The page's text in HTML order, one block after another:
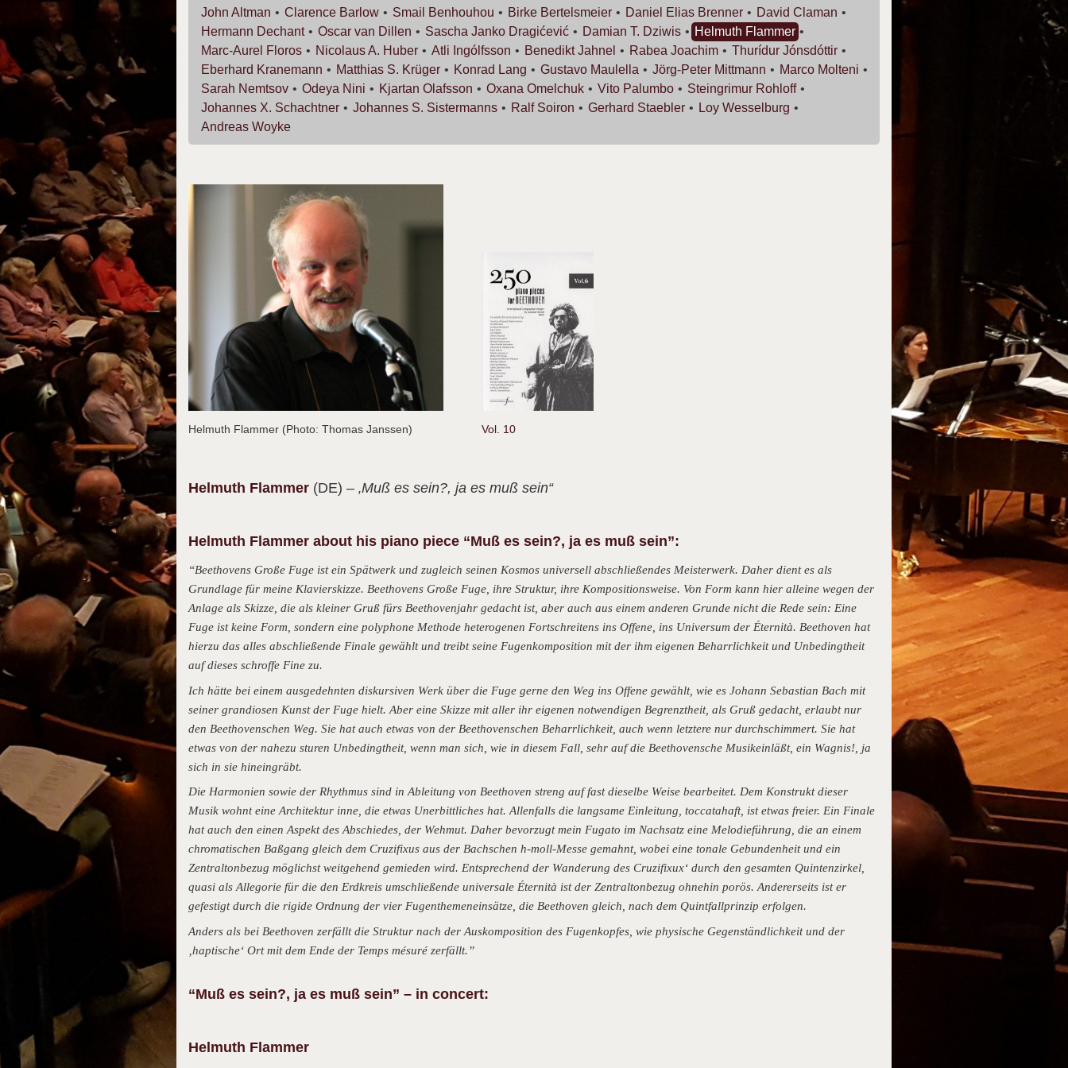
John Altman Clarence Barlow Smail Benhouhou Birke Bertelsmeier Daniel Elias Brenner David Claman
Hermann Dechant Oscar van Dillen Sascha Janko Dragićević Damian T. Dziwis Helmuth Flammer
Marc-Aurel Floros Nicolaus A. Huber Atli Ingólfsson BenediktJahnel Rabea Joachim Thurídur Jónsdóttir
Eberhard Kranemann Matthias S. Krüger Konrad Lang Gustavo Maulella Jörg-Peter Mittmann Marco Molteni
Sarah Nemtsov Odeya Nini Kjartan Olafsson Oxana Omelchuk Vito Palumbo Steingrimur Rohloff
Johannes X. Schachtner Johannes S. Sistermanns Ralf Soiron Gerhard Staebler Loy Wesselburg
Andreas Woyke
Helmuth Flammer (Photo: Thomas Janssen) Vol. 10
Helmuth Flammer (DE) – ‚Muß es sein?, ja es muß sein“
Helmuth Flammer about his piano piece “Muß es sein?, ja es muß sein”:
“Beethovens Große Fuge ist ein Spätwerk und zugleich seinen Kosmos universell abschließendes Meisterwerk. Daher dient es als
Grundlage für meine Klavierskizze. Beethovens Große Fuge, ihre Struktur, ihre Kompositionsweise. Von Form kann hier alleine wegen der
Anlage als Skizze, die als kleiner Gruß fürs Beethovenjahr gedacht ist, aber auch aus einem anderen Grunde nicht die Rede sein: Eine
Fuge ist keine Form, sondern eine polyphone Methode heterogenen Fortschreitens ins Offene, ins Universum der Éternità. Beethoven hat
hierzu das alles abschließende Finale gewählt und treibt seine Fugenkomposition mit der ihm eigenen Beharrlichkeit und Unbedingtheit
auf dieses schroffe Fine zu.
Ich hätte bei einem ausgedehnten diskursiven Werk über die Fuge gerne den Weg ins Offene gewählt, wie es Johann Sebastian Bach mit
seiner grandiosen Kunst der Fuge hielt. Aber eine Skizze mit aller ihr eigenen notwendigen Begrenztheit, als Gruß gedacht, erlaubt nur
den Beethovenschen Weg. Sie hat auch etwas von der Beethovenschen Beharrlichkeit, auch wenn letztere nur durchschimmert. Sie hat
etwas von der nahezu sturen Unbedingtheit, wenn man sich, wie in diesem Fall, sehr auf die Beethovensche Musikeinläßt, ein Wagnis!, ja
sich in sie hineingräbt.
Die Harmonien sowie der Rhythmus sind in Ableitung von Beethoven streng auf fast dieselbe Weise bearbeitet. Dem Konstrukt dieser
Musik wohnt eine Architektur inne, die etwas Unerbittliches hat. Allenfalls die langsame Einleitung, toccatahaft, ist etwas freier. Ein Finale
hat auch den einen Aspekt des Abschiedes, der Wehmut. Daher bevorzugt mein Fugato im Nachsatz eine Melodieführung, die an einem
chromatischen Baßgang gleich dem Cruzifixus aus der Bachschen h-moll-Messe gemahnt, wobei eine tonale Gebundenheit und ein
Zentraltonbezug möglichst weitgehend gemieden wird. Entsprechend der Wanderung des Cruzifixux‘ durch den gesamten Quintenzirkel,
quasi als Allegorie für die den Erdkreis umschließende universale Éternità ist der Zentraltonbezug ohnehin porös. Andererseits ist er
gefestigt durch die rigide Ordnung der vier Fugenthemeneinsätze, die Beethoven gleich, nach dem Quintfallprinzip erfolgen.
Anders als bei Beethoven zerfällt die Struktur nach der Auskomposition des Fugenkopfes, wie physische Gegenständlichkeit und der
‚haptische‘ Ort mit dem Ende der Temps mésuré zerfällt.”
“Muß es sein?, ja es muß sein” – in concert:
Helmuth Flammer